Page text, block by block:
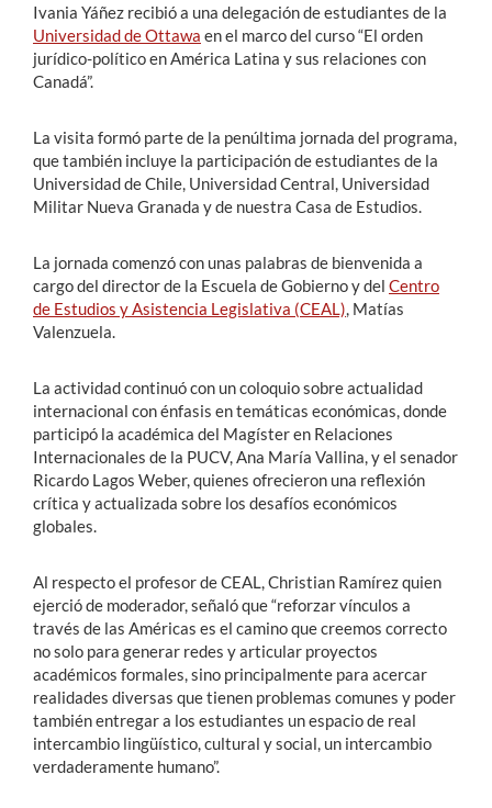
Ivania Yáñez recibió a una delegación de estudiantes de la
Universidad de Ottawa en el marco del curso “El orden
jurídico-político en América Latina y sus relaciones con
Canadá”.
La visita formó parte de la penúltima jornada del programa,
que también incluye la participación de estudiantes de la
Universidad de Chile, Universidad Central, Universidad
Militar Nueva Granada y de nuestra Casa de Estudios.
La jornada comenzó con unas palabras de bienvenida a
cargo del director de la Escuela de Gobierno y del Centro
de Estudios y Asistencia Legislativa (CEAL) , Matías
Valenzuela.
La actividad continuó con un coloquio sobre actualidad
internacional con énfasis en temáticas económicas, donde
participó la académica del Magíster en Relaciones
Internacionales de la PUCV, Ana María Vallina, y el senador
Ricardo Lagos Weber, quienes ofrecieron una reflexión
crítica y actualizada sobre los desafíos económicos
globales.
Al respecto el profesor de CEAL, Christian Ramírez quien
ejerció de moderador, señaló que “reforzar vínculos a
través de las Américas es el camino que creemos correcto
no solo para generar redes y articular proyectos
académicos formales, sino principalmente para acercar
realidades diversas que tienen problemas comunes y poder
también entregar a los estudiantes un espacio de real
intercambio lingüístico, cultural y social, un intercambio
verdaderamente humano”.